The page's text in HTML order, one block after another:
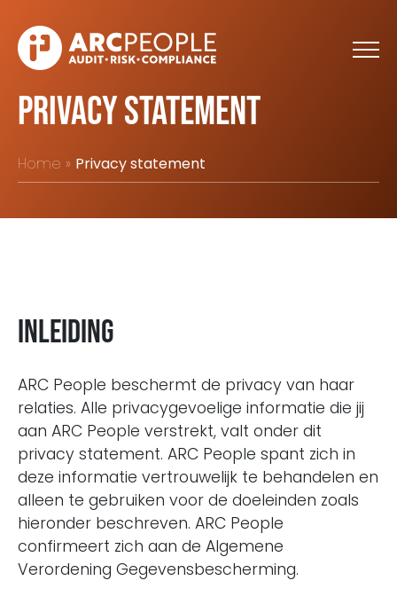
Privacy statement
Home Privacy statement
Inleiding
ARC People beschermt de privacy van haar
relaties. Alle privacygevoelige informatie die jij
aan ARC People verstrekt, valt onder dit
privacy statement. ARC People spant zich in
deze informatie vertrouwelijk te behandelen en
alleen te gebruiken voor de doeleinden zoals
hieronder beschreven. ARC People
confirmeert zich aan de Algemene
Verordening Gegevensbescherming.